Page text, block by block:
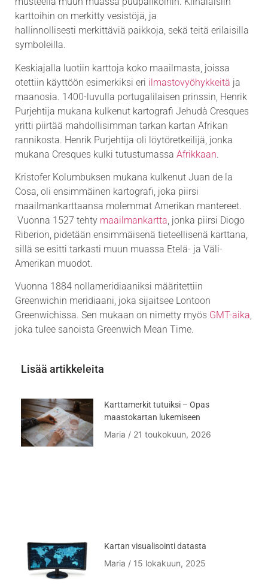
karttoihin on merkitty vesistöjä, ja
hallinnollisesti merkittäviä paikkoja, sekä teitä erilaisilla
symboleilla.
Keskiajalla luotiin karttoja koko maailmasta, joissa
otettiin käyttöön esimerkiksi eri ilmastovyöhykkeitä ja
maanosia. 1400-luvulla portugalilaisen prinssin, Henrik
Purjehtija mukana kulkenut kartografi Jehudà Cresques
yritti piirtää mahdollisimman tarkan kartan Afrikan
rannikosta. Henrik Purjehtija oli löytöretkeilijä, jonka
mukana Cresques kulki tutustumassa Afrikkaan.
Kristofer Kolumbuksen mukana kulkenut Juan de la
Cosa, oli ensimmäinen kartografi, joka piirsi
maailmankarttaansa molemmat Amerikan mantereet.
Vuonna 1527 tehty maailmankartta, jonka piirsi Diogo
Riberion, pidetään ensimmäisenä tieteellisenä karttana,
sillä se esitti tarkasti muun muassa Etelä- ja Väli-
Amerikan muodot.
Vuonna 1884 nollameridiaaniksi määritettiin
Greenwichin meridiaani, joka sijaitsee Lontoon
Greenwichissa. Sen mukaan on nimetty myös GMT-aika,
joka tulee sanoista Greenwich Mean Time.
Lisää artikkeleita
Karttamerkit tutuiksi – Opas
maastokartan lukemiseen
Maria 21 toukokuun, 2026
Kartan visualisointi datasta
Maria 15 lokakuun, 2025